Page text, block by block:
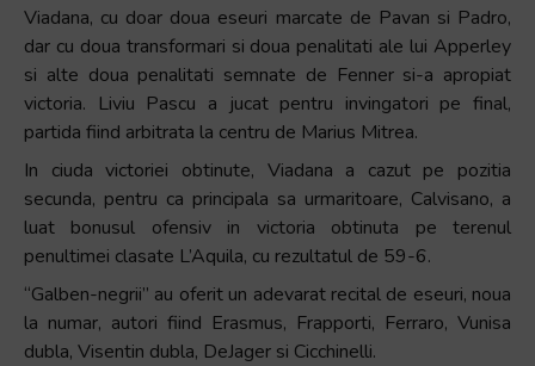
the
screen
reader
help
you
and
interact
with
content.
Viadana, cu doar doua eseuri marcate de Pavan si Padro,
dar cu doua transformari si doua penalitati ale lui Apperley
si alte doua penalitati semnate de Fenner si-a apropiat
victoria. Liviu Pascu a jucat pentru invingatori pe final,
partida fiind arbitrata la centru de Marius Mitrea.
In ciuda victoriei obtinute, Viadana a cazut pe pozitia
secunda, pentru ca principala sa urmaritoare, Calvisano, a
luat bonusul ofensiv in victoria obtinuta pe terenul
penultimei clasate L’Aquila, cu rezultatul de 59-6.
“Galben-negrii” au oferit un adevarat recital de eseuri, noua
la numar, autori fiind Erasmus, Frapporti, Ferraro, Vunisa
dubla, Visentin dubla, DeJager si Cicchinelli.